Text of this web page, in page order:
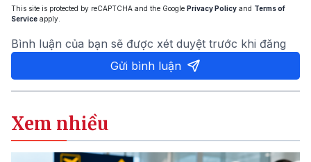
This site is protected by reCAPTCHA and the Google Privacy Policy and Terms of
Service apply.
Bình luận của bạn sẽ được xét duyệt trước khi đăng
Gửi bình luận
Xem nhiều